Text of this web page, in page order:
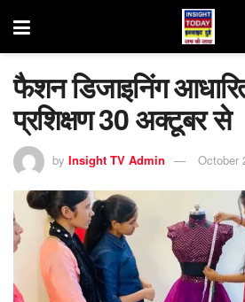
फैशन डिजाइनिंग
प्रशिक्षण 30 अक्टूबर से
by Insight TV Admin October